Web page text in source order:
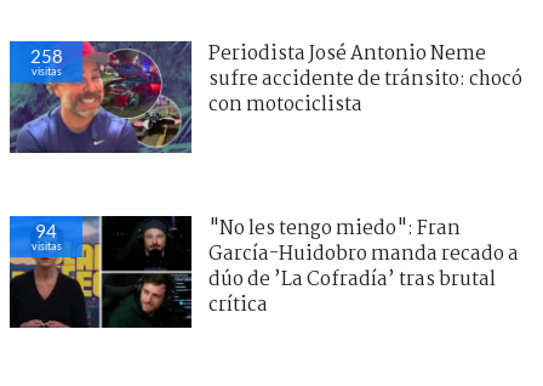
258
visitas
Periodista José Antonio Neme
sufre accidente de tránsito: chocó
con motociclista
94
visitas
"No les tengo miedo": Fran
García-Huidobro manda recado a
dúo de ’La Cofradía’ tras brutal
crítica